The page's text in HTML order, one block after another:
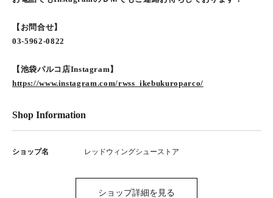
【お問合せ】
03-5962-0822
【池袋パルコ店Instagram】
https://www.instagram.com/rwss_ikebukuroparco/
Shop Information
ショップ名 レッドウィングシューストア
ショップ詳細を見る